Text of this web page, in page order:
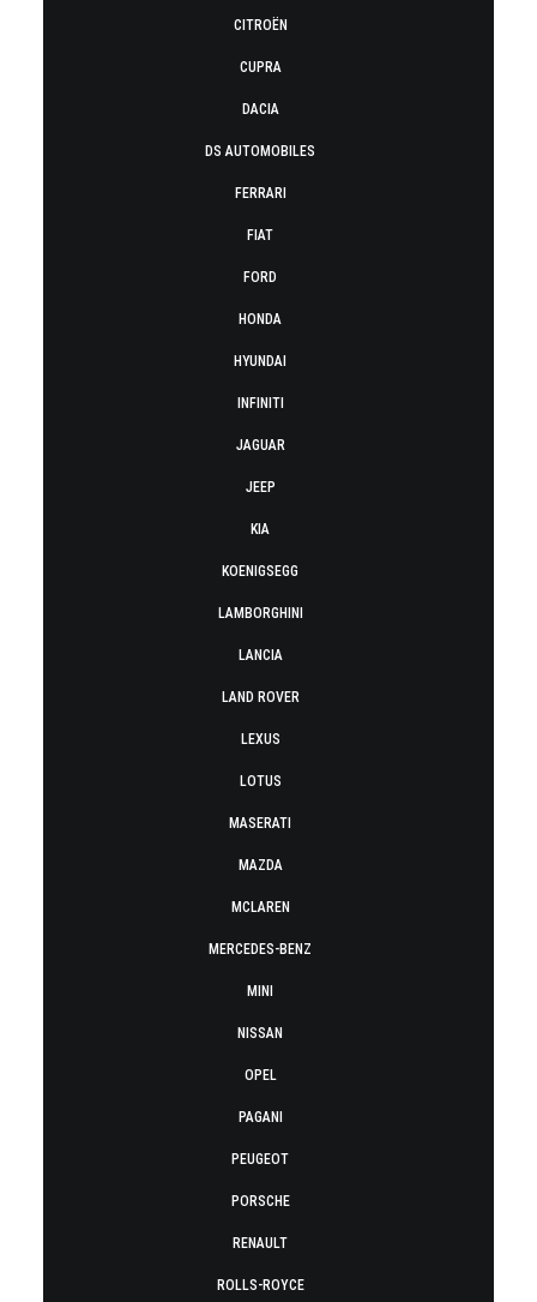
CITROËN
CUPRA
DACIA
DS AUTOMOBILES
FERRARI
FIAT
FORD
HONDA
HYUNDAI
INFINITI
JAGUAR
JEEP
KIA
KOENIGSEGG
LAMBORGHINI
LANCIA
LAND ROVER
LEXUS
LOTUS
MASERATI
MAZDA
MCLAREN
MERCEDES-BENZ
MINI
NISSAN
OPEL
PAGANI
PEUGEOT
PORSCHE
RENAULT
ROLLS-ROYCE